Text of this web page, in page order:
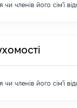
членів його сім'ї
членів його сім'ї